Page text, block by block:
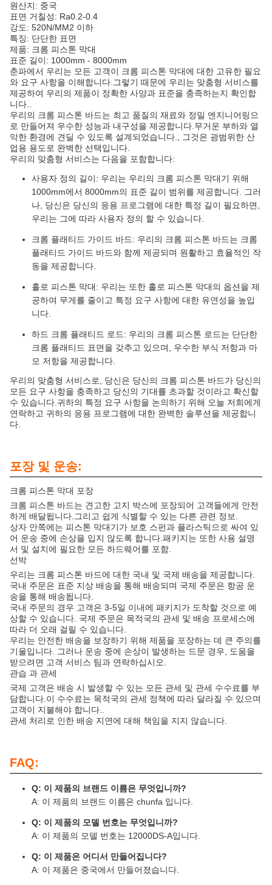
원산지: 중국
표면 거칠성: Ra0.2-0.4
강도: 520N/MM2 이하
특징: 단단한 표면
제품: 크롬 피스톤 막대
표준 길이: 1000mm - 8000mm
춘파에서 우리는 모든 고객이 크롬 피스톤 막대에 대한 고유한 필요
와 요구 사항을 이해합니다.그렇기 때문에 우리는 맞춤형 서비스를
제공하여 우리의 제품이 정확한 사양과 표준을 충족하는지 확인합
니다..
우리의 크롬 피스톤 바드는 최고 품질의 재료와 정밀 엔지니어링으
로 만들어져 우수한 성능과 내구성을 제공합니다.무거운 부하와 열
악한 환경에 견딜 수 있도록 설계되었습니다., 그것은 광범위한 산
업용 용도로 완벽한 선택입니다.
우리의 맞춤형 서비스는 다음을 포함합니다:
사용자 정의 길이: 우리는 우리의 크롬 피스톤 막대기 위해
1000mm에서 8000mm의 표준 길이 범위를 제공합니다. 그러
나, 당신은 당신의 응용 프로그램에 대한 특정 길이 필요하면,
우리는 그에 따라 사용자 정의 할 수 있습니다.
크롬 플래티드 가이드 바드: 우리의 크롬 피스톤 바드는 크롬
플래티드 가이드 바드와 함께 제공되며 원활하고 효율적인 작
동을 제공합니다.
홀로 피스톤 막대: 우리는 또한 홀로 피스톤 막대의 옵션을 제
공하여 무게를 줄이고 특정 요구 사항에 대한 유연성을 높입
니다.
하드 크롬 플래티드 로드: 우리의 크롬 피스톤 로드는 단단한
크롬 플래티드 표면을 갖추고 있으며, 우수한 부식 저항과 마
모 저항을 제공합니다.
우리의 맞춤형 서비스로, 당신은 당신의 크롬 피스톤 바드가 당신의
모든 요구 사항을 충족하고 당신의 기대를 초과할 것이라고 확신할
수 있습니다.귀하의 특정 요구 사항을 논의하기 위해 오늘 저희에게
연락하고 귀하의 응용 프로그램에 대한 완벽한 솔루션을 제공합니
다.
포장 및 운송:
크롬 피스톤 막대 포장
크롬 피스톤 바드는 견고한 고지 박스에 포장되어 고객들에게 안전
하게 배달됩니다.그리고 쉽게 식별할 수 있는 다른 관련 정보.
상자 안쪽에는 피스톤 막대기가 보호 스펀과 플라스틱으로 싸여 있
어 운송 중에 손상을 입지 않도록 합니다.패키지는 또한 사용 설명
서 및 설치에 필요한 모든 하드웨어를 포함.
선박
우리는 크롬 피스톤 바드에 대한 국내 및 국제 배송을 제공합니다.
국내 주문은 표준 지상 배송을 통해 배송되며 국제 주문은 항공 운
송을 통해 배송됩니다.
국내 주문의 경우 고객은 3-5일 이내에 패키지가 도착할 것으로 예
상할 수 있습니다. 국제 주문은 목적국의 관세 및 배송 프로세스에
따라 더 오래 걸릴 수 있습니다.
우리는 안전한 배송을 보장하기 위해 제품을 포장하는 데 큰 주의를
기울입니다. 그러나 운송 중에 손상이 발생하는 드문 경우, 도움을
받으려면 고객 서비스 팀과 연락하십시오.
관습 과 관세
국제 고객은 배송 시 발생할 수 있는 모든 관세 및 관세 수수료를 부
담합니다.이 수수료는 목적국의 관세 정책에 따라 달라질 수 있으며
고객이 지불해야 합니다..
관세 처리로 인한 배송 지연에 대해 책임을 지지 않습니다.
FAQ:
Q: 이 제품의 브랜드 이름은 무엇입니까?
A: 이 제품의 브랜드 이름은 chunfa 입니다.
Q: 이 제품의 모델 번호는 무엇입니까?
A: 이 제품의 모델 번호는 12000DS-A입니다.
Q: 이 제품은 어디서 만들어집니다?
A: 이 제품은 중국에서 만들어졌습니다.